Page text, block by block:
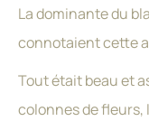
La dominante du
connotaient cette
Tout était beau et
colonnes de fleurs,